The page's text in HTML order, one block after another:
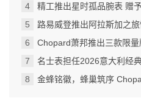
精工推出星时孤品腕表 赠
路易威登推出阿拉斯加之
Chopard萧邦推出三款限量
名士表担任2026意大利经
金蜂铭徽，蜂巢筑序